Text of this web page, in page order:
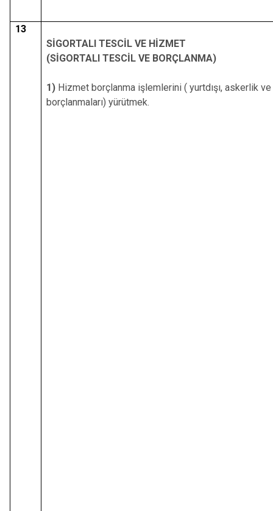
13
SİGORTALI TESCİL VE HİZMET
(SİGORTALI TESCİL VE BORÇLANMA)
1)Hizmet borçlanma işlemlerini ( yurtdışı, askerlik
borçlanmaları) yürütmek.